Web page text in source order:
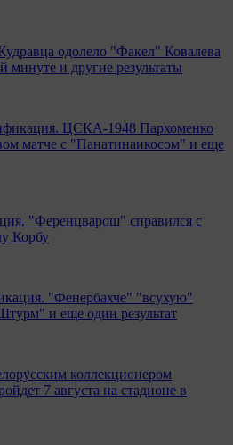
одолело "Факел" Ковалева
минуте и другие результаты
ЦСКА-1948 Пархоменко
матче с "Панатинаикосом" и еще
"Ференцварош" справился с
Корбу
"Фенербахче" "всухую"
и еще один результат
коллекционером
7 августа на стадионе в